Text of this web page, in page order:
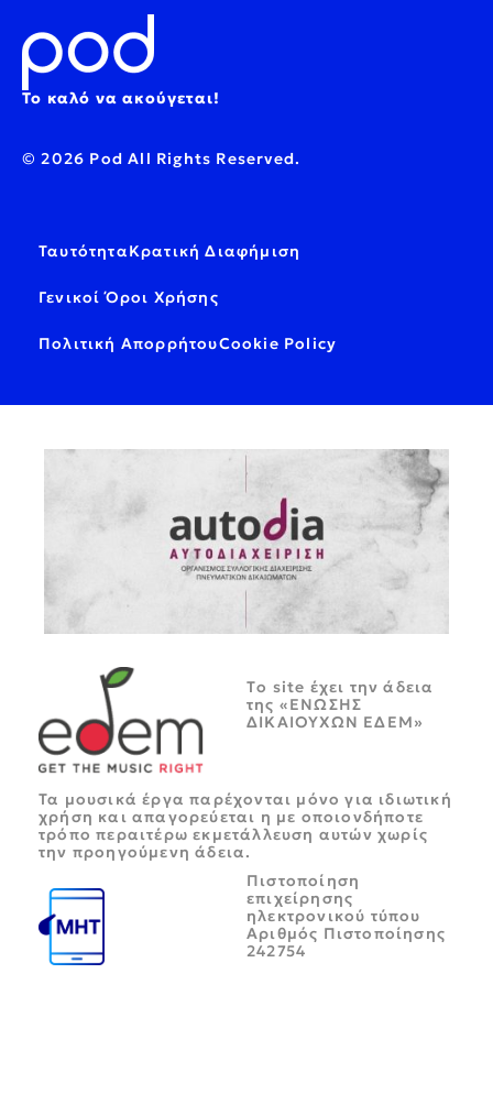
Το καλό να ακούγεται!
© 2026 Pod All Rights Reserved.
ΤαυτότηταΚρατική Διαφήμιση
Γενικοί Όροι Χρήσης
Πολιτική ΑπορρήτουCookie Policy
Tο site έχει την άδεια
της «ΕΝΩΣΗΣ
ΔΙΚΑΙΟΥΧΩΝ ΕΔΕΜ»
Τα μουσικά έργα παρέχονται μόνο για ιδιωτική
χρήση και απαγορεύεται η με οποιονδήποτε
τρόπο περαιτέρω εκμετάλλευση αυτών χωρίς
την προηγούμενη άδεια.
Πιστοποίηση
επιχείρησης
ηλεκτρονικού τύπου
Αριθμός Πιστοποίησης
242754